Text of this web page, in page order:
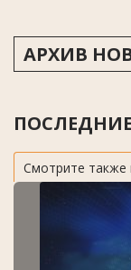
АРХИВ
Смотрите также